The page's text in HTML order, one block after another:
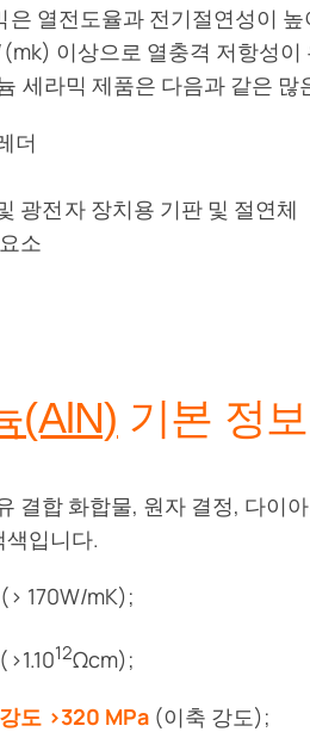
열전도율과 전기절연성이
이상으로 열충격 저항성
세라믹 제품은 다음과 같은
더
광전자 장치용 기판 및 절연체
소
(AlN) 기본 정보
결합 화합물, 원자 결정, 다이
입니다.
(> 170W/mK);
12Ωcm);
도 >320 MPa(이축 강도);